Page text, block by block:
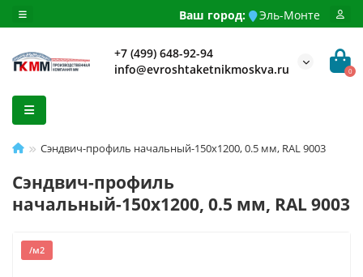
Ваш город: Эль-Монте
+7 (499) 648-92-94
info@evroshtaketnikmoskva.ru
0
Сэндвич-профиль начальный-150х1200, 0.5 мм, RAL 9003
Сэндвич-профиль
начальный-150х1200, 0.5 мм, RAL 9003
/м2